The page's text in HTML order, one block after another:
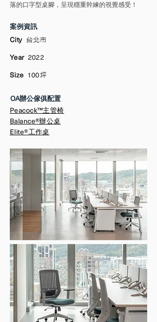
落的口字型桌腳，呈現穩重幹練的視覺感受！
案例資訊
City 台北市
Year 2022
Size 100坪
OA辦公傢俱配置
Peacock™主管椅
Balance®辦公桌
Elite®工作桌